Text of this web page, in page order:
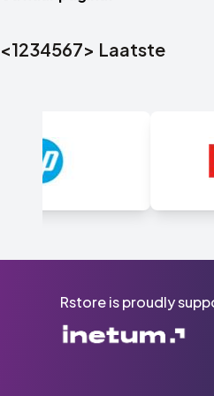
<1234567> Laatste
Rstore is proudly